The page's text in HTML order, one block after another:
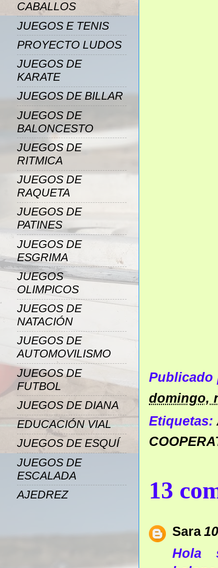
domingo,
Etiquetas:
13
Sara
Hola
CABALLOS
JUEGOS E TENIS
PROYECTO LUDOS
JUEGOS DE
KARATE
JUEGOS DE BILLAR
JUEGOS DE
BALONCESTO
JUEGOS DE
RITMICA
JUEGOS DE
RAQUETA
JUEGOS DE
PATINES
JUEGOS DE
ESGRIMA
JUEGOS
OLIMPICOS
JUEGOS DE
NATACIÓN
JUEGOS DE
AUTOMOVILISMO
JUEGOS DE
FUTBOL
JUEGOS DE DIANA
EDUCACIÓN VIAL
JUEGOS DE ESQUÍ
JUEGOS DE
ESCALADA
AJEDREZ